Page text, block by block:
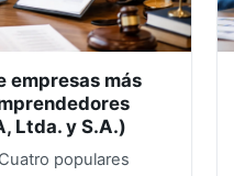
empresas más
Ltda. y S.A.)
populares